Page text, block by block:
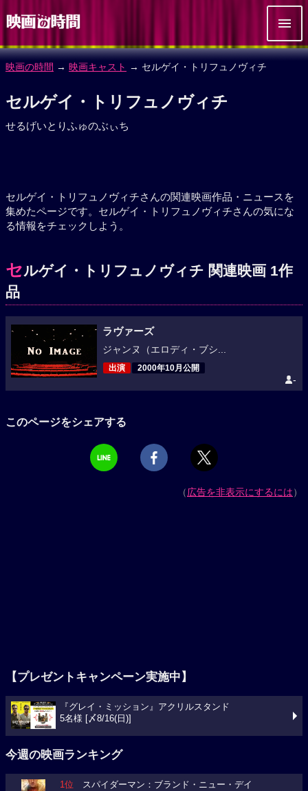
映画の時間 → 映画キャスト → セルゲイ・トリフュノヴィチ
セルゲイ・トリフュノヴィチ
せるげいとりふゅのぶぃち
セルゲイ・トリフュノヴィチさんの関連映画作品・ニュースを
集めたページです。セルゲイ・トリフュノヴィチさんの気にな
る情報をチェックしよう。
セルゲイ・トリフュノヴィチ 関連映画 1作
品
ラヴァーズ
ジャンヌ（エロディ・ブシ...
出演 2000年10月公開
-
このページをシェアする
（広告を非表示にするには）
【プレゼントキャンペーン実施中】
『グレイ・ミッション』アクリルスタンド
5名様 [〆8/16(日)]
今週の映画ランキング
1位 スパイダーマン：ブランド・ニュー・デイ